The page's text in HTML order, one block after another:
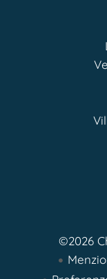
©2026